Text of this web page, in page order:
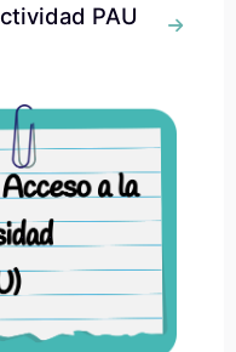
PAU
Ir a